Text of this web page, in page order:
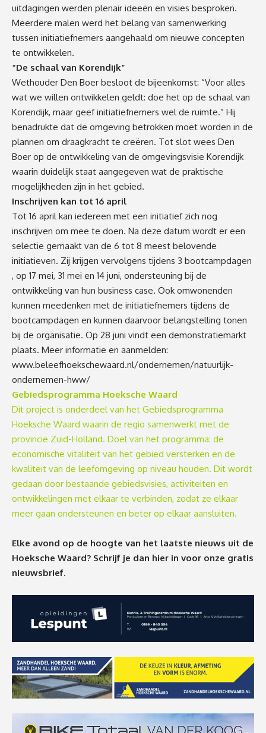
uitdagingen werden plenair ideeën en visies besproken.
Meerdere malen werd het belang van samenwerking
tussen initiatiefnemers aangehaald om nieuwe concepten
te ontwikkelen.
“De schaal van Korendijk”
Wethouder Den Boer besloot de bijeenkomst: “Voor alles
wat we willen ontwikkelen geldt: doe het op de schaal van
Korendijk, maar geef initiatiefnemers wel de ruimte.” Hij
benadrukte dat de omgeving betrokken moet worden in de
plannen om draagkracht te creëren. Tot slot wees Den
Boer op de ontwikkeling van de omgevingsvisie Korendijk
waarin duidelijk staat aangegeven wat de praktische
mogelijkheden zijn in het gebied.
Inschrijven kan tot 16 april
Tot 16 april kan iedereen met een initiatief zich nog
inschrijven om mee te doen. Na deze datum wordt er een
selectie gemaakt van de 6 tot 8 meest belovende
initiatieven. Zij krijgen vervolgens tijdens 3 bootcampdagen
, op 17 mei, 31 mei en 14 juni, ondersteuning bij de
ontwikkeling van hun business case. Ook omwonenden
kunnen meedenken met de initiatiefnemers tijdens de
bootcampdagen en kunnen daarvoor belangstelling tonen
bij de organisatie. Op 28 juni vindt een demonstratiemarkt
plaats. Meer informatie en aanmelden:
www.beleefhoekschewaard.nl/ondernemen/natuurlijk-
ondernemen-hww/
Gebiedsprogramma Hoeksche Waard
Dit project is onderdeel van het Gebiedsprogramma
Hoeksche Waard waarin de regio samenwerkt met de
provincie Zuid-Holland. Doel van het programma: de
economische vitaliteit van het gebied versterken en de
kwaliteit van de leefomgeving op niveau houden. Dit wordt
gedaan door bestaande gebiedsvisies, activiteiten en
ontwikkelingen met elkaar te verbinden, zodat ze elkaar
meer gaan ondersteunen en beter op elkaar aansluiten.
Elke avond op de hoogte van het laatste nieuws uit de
Hoeksche Waard? Schrijf je dan hier in voor onze gratis
nieuwsbrief.